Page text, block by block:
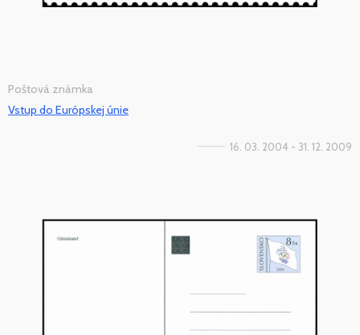
Poštová známka
Vstup do Európskej únie
16. 03. 2004 - 31. 12. 2009